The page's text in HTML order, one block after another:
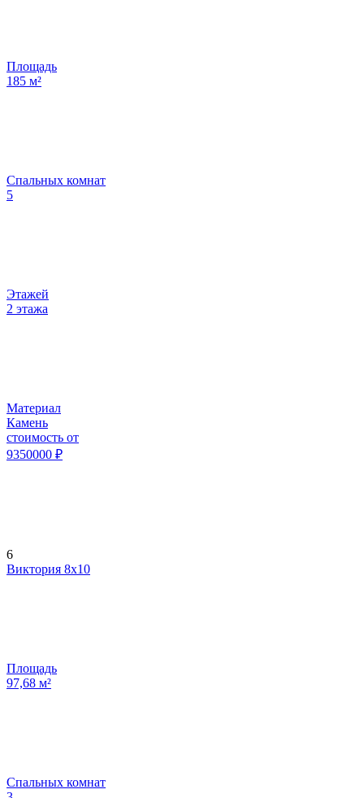
Площадь
185 м²
Спальных комнат
5
Этажей
2 этажа
Материал
Камень
стоимость от
9350000 ₽
6
Виктория 8х10
Площадь
97,68 м²
Спальных комнат